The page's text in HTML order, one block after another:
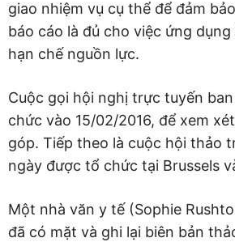
giao nhiệm vụ cụ thể để đảm
báo cáo là đủ cho việc ứng
hạn chế nguồn lực.
Cuộc gọi hội nghị trực tuyến
chức vào 15/02/2016, để xem
góp. Tiếp theo là cuộc hội thảo
ngày được tổ chức tại Brussels
Một nhà văn y tế (Sophie
đã có mặt và ghi lại biên bản